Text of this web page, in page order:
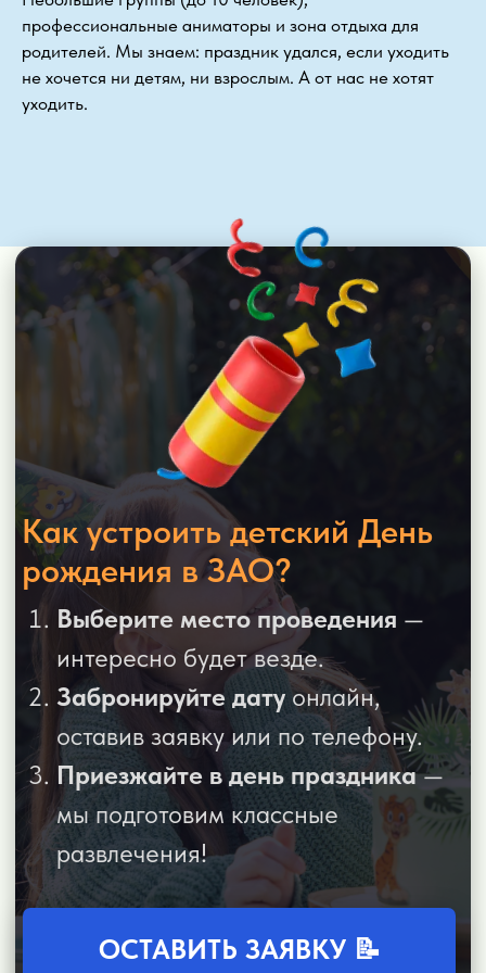
профессиональные аниматоры и зона отдыха для
родителей. Мы знаем: праздник удался, если уходить
не хочется ни детям, ни взрослым. А от нас не хотят
уходить.